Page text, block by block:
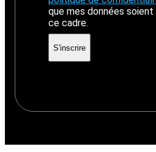
que mes données
ce cadre.